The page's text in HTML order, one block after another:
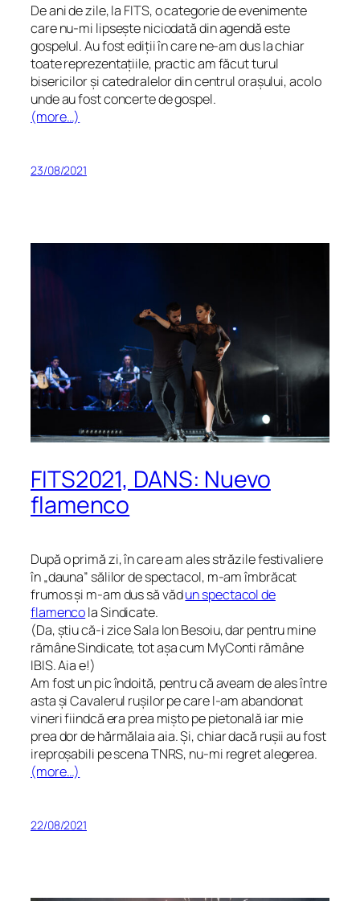
De ani de zile, la FITS, o categorie de evenimente
care nu-mi lipsește niciodată din agendă este
gospelul. Au fost ediții în care ne-am dus la chiar
toate reprezentațiile, practic am făcut turul
bisericilor și catedralelor din centrul orașului, acolo
unde au fost concerte de gospel.
(more…)
23/08/2021
FITS2021, DANS: Nuevo
flamenco
După o primă zi, în care am ales străzile festivaliere
în „dauna” sălilor de spectacol, m-am îmbrăcat
frumos și m-am dus să vădun spectacol de
flamencola Sindicate.
(Da, știu că-i zice Sala Ion Besoiu, dar pentru mine
rămâne Sindicate, tot așa cum MyConti rămâne
IBIS. Aia e!)
Am fost un pic îndoită, pentru că aveam de ales între
asta șiCavalerul rușilor pe care l-am abandonat
vineri fiindcă era prea mișto pe pietonală iar mie
prea dor de hărmălaiaaia.Și, chiar dacă rușii au fost
ireproșabili pe scena TNRS, nu-mi regret alegerea.
(more…)
22/08/2021